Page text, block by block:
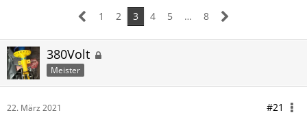
1
2 3 4 5 … 8
380Volt
Meister
22. März 2021 #21